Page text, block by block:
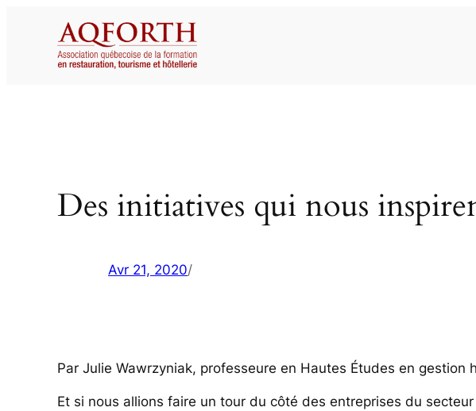
Des initiatives qui nous
Avr 21, 2020/
Par Julie Wawrzyniak, professeure en Hautes Études en gestion
Et si nous allions faire un tour du côté des entreprises du secteur